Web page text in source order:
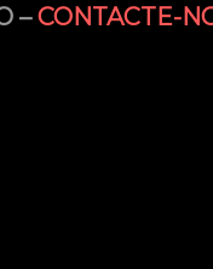
–CONTACTE-